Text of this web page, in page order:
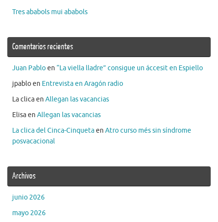
Tres ababols mui ababols
Comentarios recientes
Juan Pabloen “La viella lladre” consigue un áccesit en Espiello
jpabloen Entrevista en Aragón radio
La clicaen Allegan las vacancias
Elisaen Allegan las vacancias
La clica del Cinca-Cinquetaen Atro curso més sin síndrome
posvacacional
Archivos
junio 2026
mayo 2026